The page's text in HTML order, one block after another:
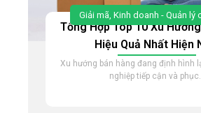
Giải mã Kinh doanh - Quản lý
Tổng Hợp Top 10 Xu
Hiệu Quả Nhất Hiện
Xu hướng bán hàng đang định hình
nghiệp tiếp cận và